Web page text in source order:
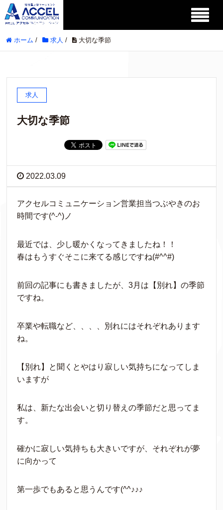
ホーム / 求人 / 大切な季節
求人
大切な季節
2022.03.09
アクセルコミュニケーション営業担当つぶやきのお
時間です(^-^)ノ
最近では、少し暖かくなってきましたね！！
春はもうすぐそこに来てる感じですね(#^^#)
前回の記事にも書きましたが、3月は【別れ】の季節
ですね。
卒業や転職など、、、、別れにはそれぞれあります
ね。
【別れ】と聞くとやはり寂しい気持ちになってしま
いますが
私は、新たな出会いと切り替えの季節だと思ってま
す。
確かに寂しい気持ちも大きいですが、それぞれが夢
に向かって
第一歩でもあると思うんです(^^♪♪♪